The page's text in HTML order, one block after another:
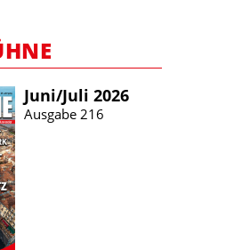
Juni/​Juli 2026
Ausgabe 216